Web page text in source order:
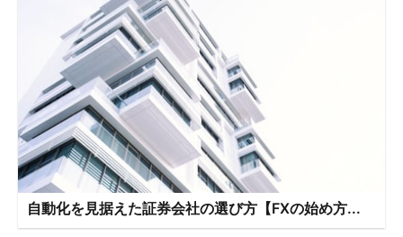
自動化を見据えた証券会社の選び方【FXの始め方...